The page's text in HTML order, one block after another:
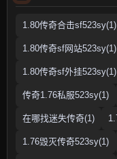
1.80传奇合击sf523sy(1)
1.80传奇sf网站523sy(1)
1.80传奇sf外挂523sy(1)
传奇1.76私服523sy(1)
在哪找迷失传奇(1)
1.76毁灭传奇523sy(1)